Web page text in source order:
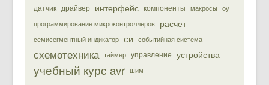
датчик драйвер интерфейс компоненты макросы оу
программирование микроконтроллеров расчет
семисегментный индикатор си событийная система
схемотехника таймер управление устройства
учебный курс avr шим